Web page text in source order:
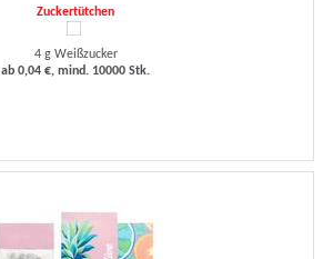
Zuckertütchen
4 g Weißzucker
ab 0,04 €, mind. 10000 Stk.